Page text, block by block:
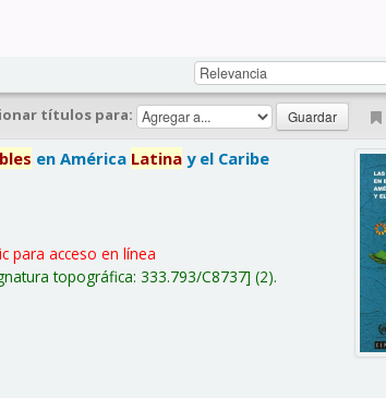
títulos para:
en América Latina y el Caribe
para acceso en línea
topográfica:333.793/C8737 (2).